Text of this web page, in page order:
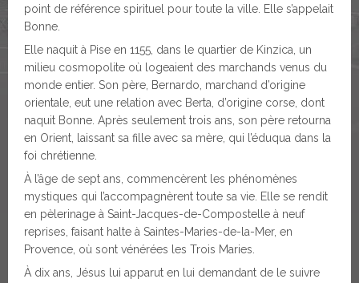
point de référence spirituel pour toute la ville. Elle s’appelait
Bonne.
Elle naquit à Pise en 1155, dans le quartier de Kinzica, un
milieu cosmopolite où logeaient des marchands venus du
monde entier. Son père, Bernardo, marchand d’origine
orientale, eut une relation avec Berta, d’origine corse, dont
naquit Bonne. Après seulement trois ans, son père retourna
en Orient, laissant sa fille avec sa mère, qui l’éduqua dans la
foi chrétienne.
À l’âge de sept ans, commencèrent les phénomènes
mystiques qui l’accompagnèrent toute sa vie. Elle se rendit
en pèlerinage à Saint-Jacques-de-Compostelle à neuf
reprises, faisant halte à Saintes-Maries-de-la-Mer, en
Provence, où sont vénérées les Trois Maries.
À dix ans, Jésus lui apparut en lui demandant de le suivre